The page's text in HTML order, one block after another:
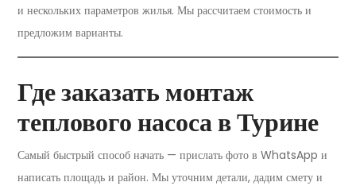
и нескольких параметров жилья. Мы рассчитаем стоимость и
предложим варианты.
Где заказать монтаж
теплового насоса в Турине
Самый быстрый способ начать — прислать фото в WhatsApp и
написать площадь и район. Мы уточним детали, дадим смету и